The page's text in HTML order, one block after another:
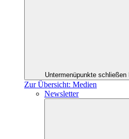
Untermenüpunkte schließen
Zur Übersicht: Medien
Newsletter